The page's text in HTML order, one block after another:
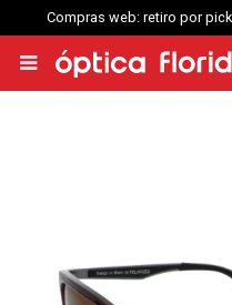
Compras web: retiro por
